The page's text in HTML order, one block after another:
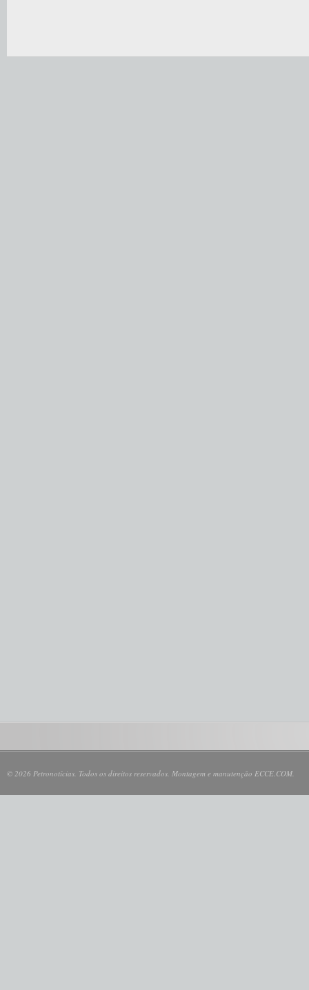
© 2026 Petronotícias. Todos os direitos reservados. Montagem e manutenção ECCE.COM.